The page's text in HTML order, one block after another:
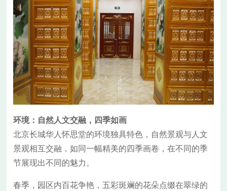
环境：自然人文交融，四季如画
北京长城华人怀思堂的环境独具特色，自然景观与人文
景观相互交融，如同一幅精美的四季画卷，在不同的季
节展现出不同的魅力。
春季，园区内百花争艳，五彩斑斓的花朵点缀在翠绿的